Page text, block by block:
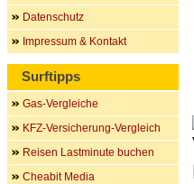
Datenschutz
Impressum & Kontakt
Surftipps
Gas-Vergleiche
KFZ-Versicherung-Vergleich
Reisen Lastminute buchen
Cheabit Media